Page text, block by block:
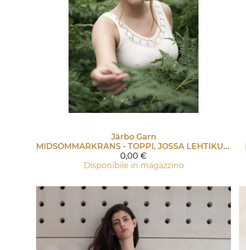
Järbo Garn
MIDSOMMARKRANS - TOPPI, JOSSA LEHTIKUVIOREUNA PDF-Ohje
0,00 €
Disponibile in magazzino